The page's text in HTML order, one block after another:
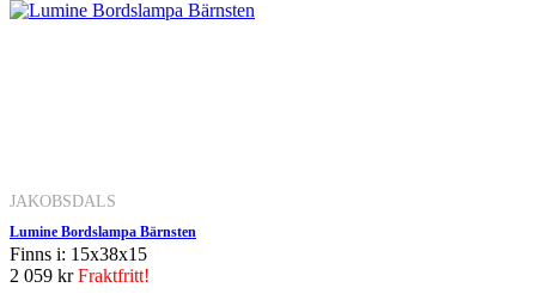
JAKOBSDALS
Lumine Bordslampa Bärnsten
Finns i: 15x38x15
2 059 krFraktfritt!